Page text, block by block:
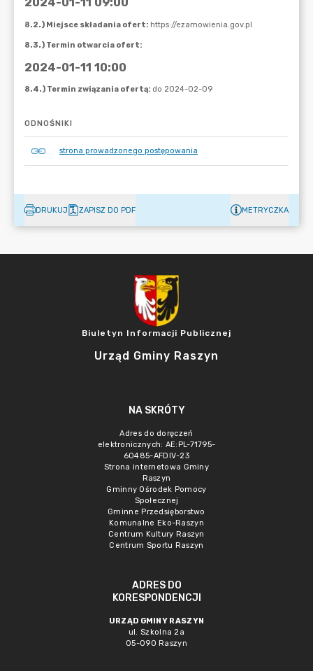
ODNOŚNIKI
strona prowadzonego postępowania
DRUKUJ ZAPISZ DO PDF METRYCZKA
Biuletyn Informacji Publicznej
Urząd Gminy Raszyn
NA SKRÓTY
Adres do doręczeń
elektronicznych: AE:PL-71795-
60485-AFDIV-23
Strona internetowa Gminy
Raszyn
Gminny Ośrodek Pomocy
Społecznej
Gminne Przedsięborstwo
Komunalne Eko-Raszyn
Centrum Kultury Raszyn
Centrum Sportu Raszyn
ADRES DO
KORESPONDENCJI
URZĄD GMINY RASZYN
ul. Szkolna 2a
05-090 Raszyn